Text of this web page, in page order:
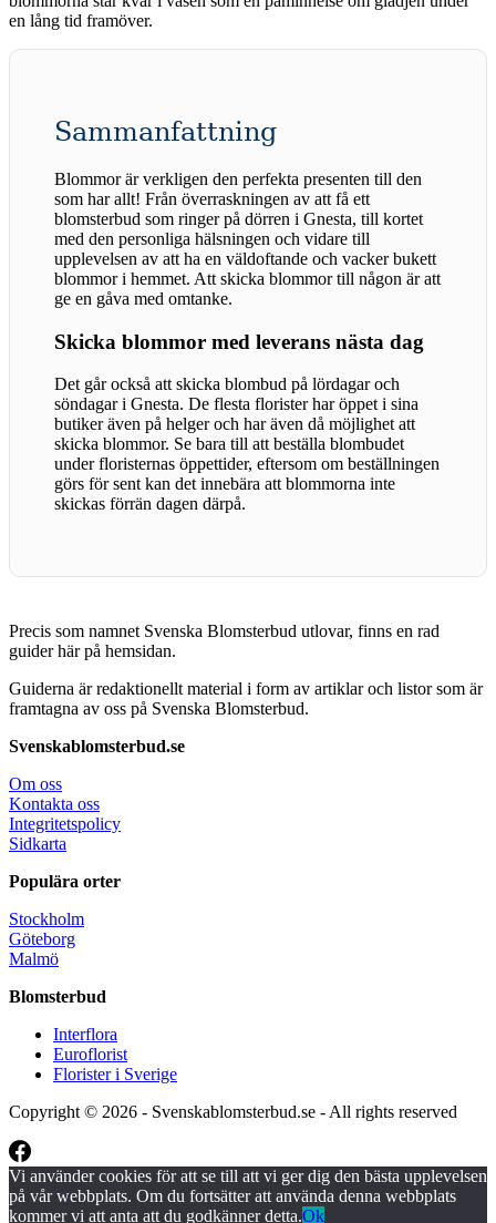
en lång tid framöver.
Sammanfattning
Blommor är verkligen den perfekta presenten till den
som har allt! Från överraskningen av att få ett
blomsterbud som ringer på dörren i Gnesta, till kortet
med den personliga hälsningen och vidare till
upplevelsen av att ha en väldoftande och vacker bukett
blommor i hemmet. Att skicka blommor till någon är att
ge en gåva med omtanke.
Skicka blommor med leverans nästa dag
Det går också att skicka blombud på lördagar och
söndagar i Gnesta. De flesta florister har öppet i sina
butiker även på helger och har även då möjlighet att
skicka blommor. Se bara till att beställa blombudet
under floristernas öppettider, eftersom om beställningen
görs för sent kan det innebära att blommorna inte
skickas förrän dagen därpå.
Precis som namnet Svenska Blomsterbud utlovar, finns en rad
guider här på hemsidan.
Guiderna är redaktionellt material i form av artiklar och listor som är
framtagna av oss på Svenska Blomsterbud.
Svenskablomsterbud.se
Om oss
Kontakta oss
Integritetspolicy
Sidkarta
Populära orter
Stockholm
Göteborg
Malmö
Blomsterbud
Interflora
Euroflorist
Florister i Sverige
Copyright © 2026 - Svenskablomsterbud.se - All rights reserved
Vi använder cookies för att se till att vi ger dig den bästa upplevelsen
på vår webbplats. Om du fortsätter att använda denna webbplats
kommer vi att anta att du godkänner detta.Ok